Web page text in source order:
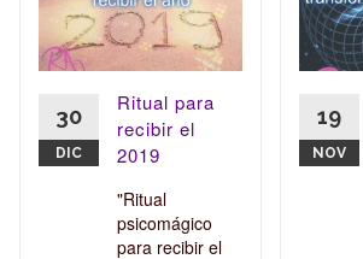
30
DIC
Ritual para
recibir el
2019
"Ritual
psicomágico
para recibir el
19
NOV